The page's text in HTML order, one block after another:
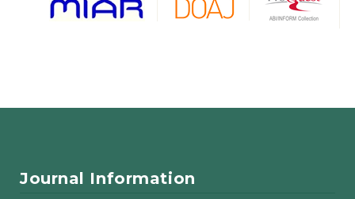
Journal Information